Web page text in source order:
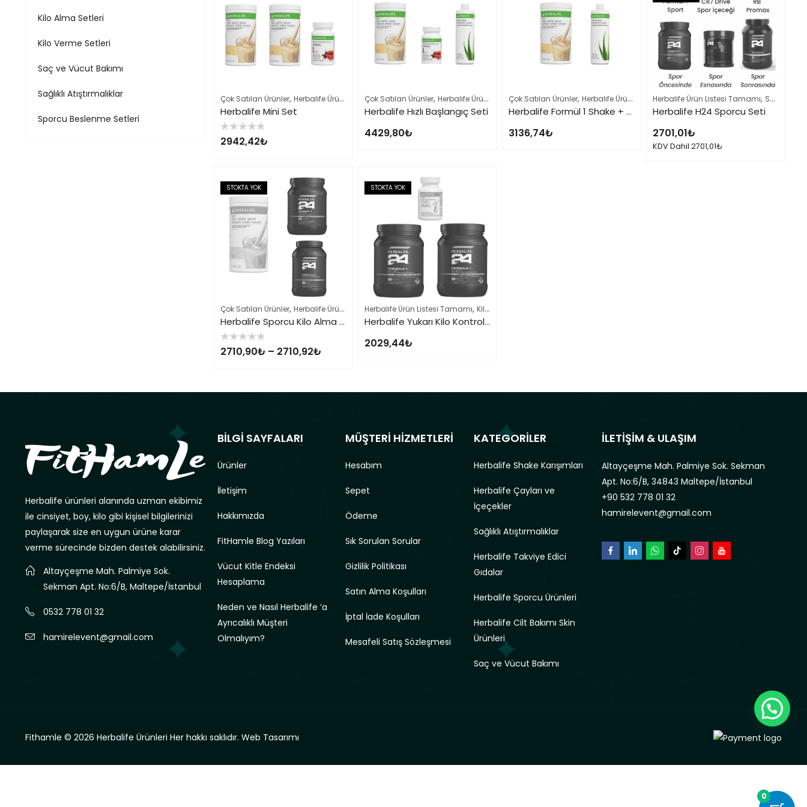
Çok Satılan Ürünler, Herbalife Ürün Listesi Tamamı , Kilo Verme Setleri
Herbalife Mini Set
5
üzerinden
2942,42₺
Çok Satılan Ürünler, Herbalife Ürün Listesi Tamamı , Kilo Verme Setleri
Herbalife Hızlı Başlangıç Seti
4429,80₺
Çok Satılan Ürünler, Herbalife Ürün Listesi Tamamı ,Kilo Verme Setleri
Herbalife Formül 1 Shake + Herbal Aloe Konsantre içecek Seti
3136,74₺
Herbalife Ürün Listesi Tamamı, Sporcu Beslenme Setleri
Herbalife H24 Sporcu Seti
2701,01₺
KDV Dahil 2701,01₺
STOKTA YOK
Çok Satılan Ürünler, Herbalife Ürün Listesi Tamamı ,Kilo Alma Setleri,Sporcu Beslenme Setleri
Herbalife Sporcu Kilo Alma Seti
5
üzerinden
2710,90₺ – 2710,92₺
STOKTA YOK
Herbalife Ürün Listesi Tamamı, Kilo Alma Setleri
Herbalife Yukarı Kilo Kontrol Kilo Alma Seti
2029,44₺
Kilo Alma Setleri
Kilo Verme Setleri
Saç ve Vücut Bakımı
Sağlıklı Atıştırmalıklar
Sporcu Beslenme Setleri
Herbalife ürünleri alanında uzman ekibimiz
ile cinsiyet, boy, kilo gibi kişisel bilgilerinizi
paylaşarak size en uygun ürüne karar
verme sürecinde bizden destek alabilirsiniz.
Altayçeşme Mah. Palmiye Sok.
Sekman Apt. No:6/B, Maltepe/İstanbul
0532 778 01 32
hamirelevent@gmail.com
BİLGİ SAYFALARI
Ürünler
İletişim
Hakkımızda
FitHamle Blog Yazıları
Vücut Kitle Endeksi
Hesaplama
Neden ve Nasıl Herbalife ‘a
Ayrıcalıklı Müşteri
Olmalıyım?
MÜŞTERİ HİZMETLERİ
Hesabım
Sepet
Ödeme
Sık Sorulan Sorular
Gizlilik Politikası
Satın Alma Koşulları
İptal İade Koşulları
Mesafeli Satış Sözleşmesi
KATEGORİLER
Herbalife Shake Karışımları
Herbalife Çayları ve
İçeçekler
Sağlıklı Atıştırmalıklar
Herbalife Takviye Edici
Gıdalar
Herbalife Sporcu Ürünleri
Herbalife Cilt Bakımı Skin
Ürünleri
Saç ve Vücut Bakımı
İLETİŞİM & ULAŞIM
Altayçeşme Mah. Palmiye Sok. Sekman
Apt. No:6/B, 34843 Maltepe/İstanbul
+90 532 778 01 32
hamirelevent@gmail.com
Fithamle © 2026 Herbalife Ürünleri Her hakkı saklıdır. Web Tasarımı
0